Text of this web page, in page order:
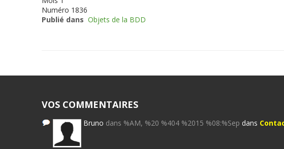
Numéro 1836
Publié dans Objets de la BDD
VOS COMMENTAIRES
Bruno dans %AM, %20 %404 %2015 %08:%Sep dans